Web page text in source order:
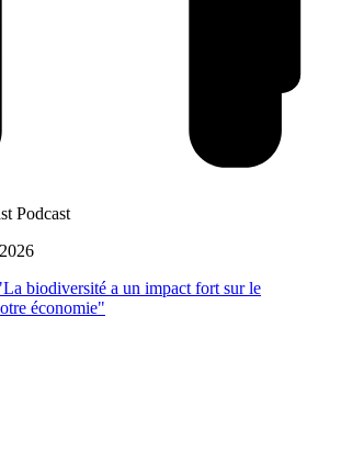
Podcast
biodiversité a un impact fort sur le
économie"